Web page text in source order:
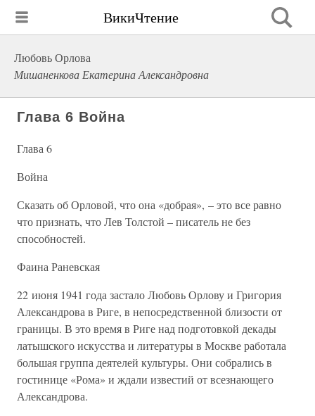
ВикиЧтение
Любовь Орлова
Мишаненкова Екатерина Александровна
Глава 6 Война
Глава 6
Война
Сказать об Орловой, что она «добрая», – это все равно
что признать, что Лев Толстой – писатель не без
способностей.
Фаина Раневская
22 июня 1941 года застало Любовь Орлову и Григория
Александрова в Риге, в непосредственной близости от
границы. В это время в Риге над подготовкой декады
латышского искусства и литературы в Москве работала
большая группа деятелей культуры. Они собрались в
гостинице «Рома» и ждали известий от всезнающего
Александрова.